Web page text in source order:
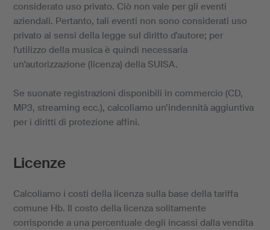
considerato uso privato. Ciò non vale per gli eventi
aziendali. Pertanto, tali eventi non sono considerati uso
privato ai sensi della legge sul diritto d'autore; per
l'utilizzo della musica è quindi necessaria
un'autorizzazione (licenza) della SUISA.
Se suonate registrazioni disponibili in commercio (CD,
MP3, streaming ecc.), calcoliamo un’indennità aggiuntiva
per i diritti di protezione affini.
Licenze
Calcoliamo i costi della licenza sulla base della tariffa
comune Hb. Il costo della licenza solitamente
corrisponde a una percentuale degli incassi dalla vendita